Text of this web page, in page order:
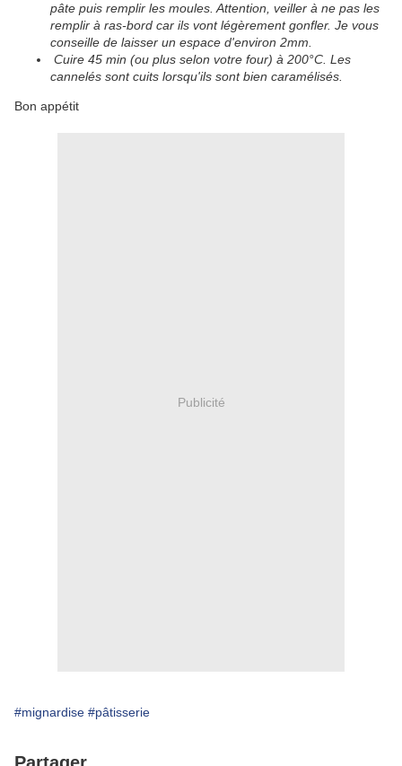
pâte puis remplir les moules. Attention, veiller à ne pas les
remplir à ras-bord car ils vont légèrement gonfler. Je vous
conseille de laisser un espace d'environ 2mm.
Cuire 45 min (ou plus selon votre four) à 200°C. Les
cannelés sont cuits lorsqu'ils sont bien caramélisés.
Bon appétit
Publicité
#mignardise #pâtisserie